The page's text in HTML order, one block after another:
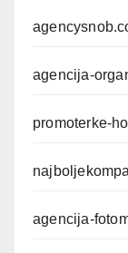
agencija-
promoterke-
agencija-